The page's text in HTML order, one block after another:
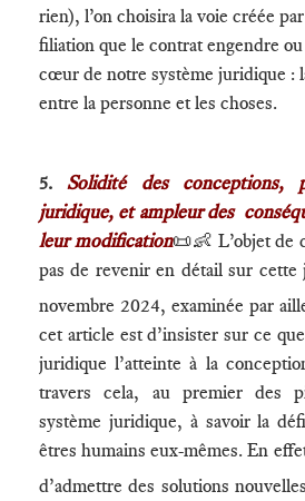
rien), l’on choisira la voie créée
filiation que le contrat engendre ou
cœur de notre système juridique :
entre la personne et les choses.
5.Solidité des conceptions,
juridique, et ampleur des
leur modification📜👶 L’objet de
pas de revenir en détail sur cette
novembre 2024, examinée par
cet article est d’insister sur ce
juridique l’atteinte à la
travers cela, au premier des
système juridique, à savoir la
êtres humains eux-mêmes. En
d’admettre des solutions nouvelles